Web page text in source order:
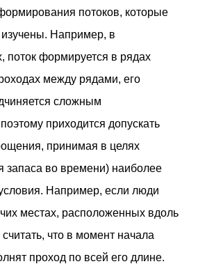
потоков, которые
Например, в
поток формируется в рядах
между рядами, его
сложным
приходится допускать
принимая в целях
запаса во времени) наиболее
Например, если люди
местах, расположенных вдоль
что в момент начала
проход по всей его длине.